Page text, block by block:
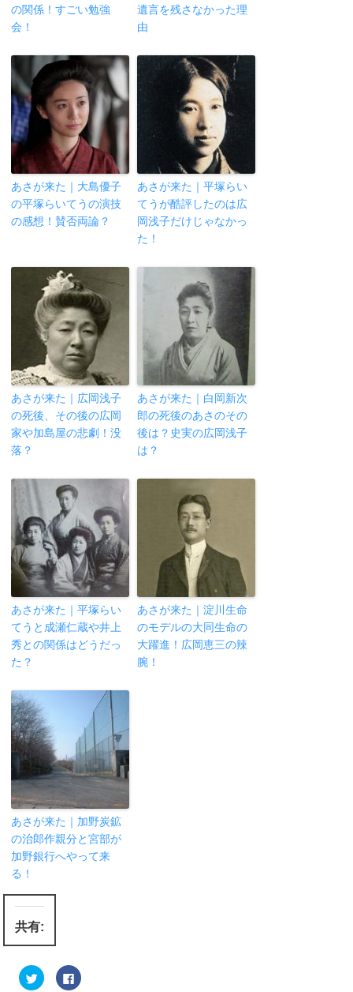
の関係！すごい勉強
会！
遺言を残さなかった理
由
あさが来た｜大島優子
の平塚らいてうの演技
の感想！賛否両論？
あさが来た｜平塚らい
てうが酷評したのは広
岡浅子だけじゃなかっ
た！
あさが来た｜広岡浅子
の死後、その後の広岡
家や加島屋の悲劇！没
落？
あさが来た｜白岡新次
郎の死後のあさのその
後は？史実の広岡浅子
は？
あさが来た｜平塚らい
てうと成瀬仁蔵や井上
秀との関係はどうだっ
た？
あさが来た｜淀川生命
のモデルの大同生命の
大躍進！広岡恵三の辣
腕！
あさが来た｜加野炭鉱
の治郎作親分と宮部が
加野銀行へやって来
る！
共有:
ク
リ
F
a